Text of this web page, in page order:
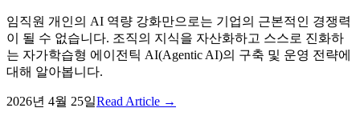
임직원 개인의 AI 역량 강화만으로는 기업의 근본적인 경쟁력
이 될 수 없습니다. 조직의 지식을 자산화하고 스스로 진화하
는 자가학습형 에이전틱 AI(Agentic AI)의 구축 및 운영 전략에
대해 알아봅니다.
2026년 4월 25일Read Article →